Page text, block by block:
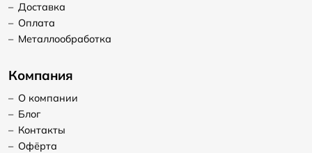
– Доставка
– Оплата
– Металлообработка
Компания
– О компании
– Блог
– Контакты
– Офёрта